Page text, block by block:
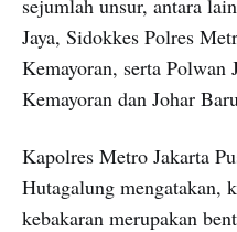
sejumlah unsur, antara
Jaya, Sidokkes Polres
Kemayoran, serta Polwan
Kemayoran dan Johar
Kapolres Metro Jakarta
Hutagalung mengatakan,
kebakaran merupakan